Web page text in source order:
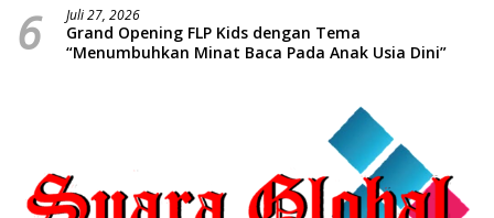
6 Juli 27, 2026
Grand Opening FLP Kids dengan Tema
“Menumbuhkan Minat Baca Pada Anak Usia Dini”